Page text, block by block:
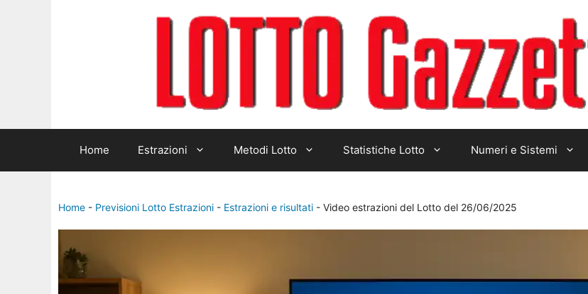
Home Estrazioni Metodi Lotto Statistiche Lotto Numeri e Sistemi
Home - Previsioni Lotto Estrazioni - Estrazioni e risultati - Video estrazioni del Lotto del 26/06/2025